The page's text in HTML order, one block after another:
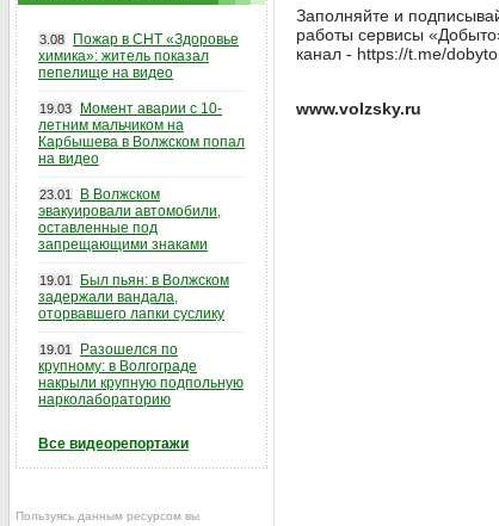
Заполняйте и
работы сервисы
канал - https://t.me/dobyto.
www.volzsky.ru
3.08
Пожар в СНТ «Здоровье
химика»: житель показал
пепелище на видео
19.03
Момент аварии с 10-
летним мальчиком на
Карбышева в Волжском попал
на видео
23.01
В Волжском
эвакуировали автомобили,
оставленные под
запрещающими знаками
19.01
Был пьян: в Волжском
задержали вандала,
оторвавшего лапки суслику
19.01
Разошелся по
крупному: в Волгограде
накрыли крупную подпольную
нарколабораторию
Все видеорепортажи
Пользуясь данным ресурсом вы